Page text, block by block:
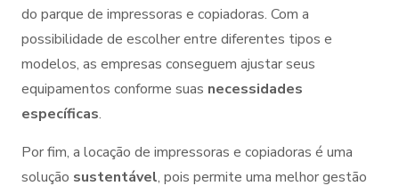
do parque de impressoras e copiadoras. Com a
possibilidade de escolher entre diferentes tipos e
modelos, as empresas conseguem ajustar seus
equipamentos conforme suas necessidades
específicas.
Por fim, a locação de impressoras e copiadoras é uma
solução sustentável, pois permite uma melhor gestão